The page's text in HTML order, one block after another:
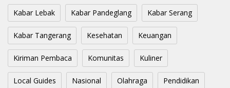
Kabar Lebak Kabar Pandeglang Kabar Serang
Kabar Tangerang Kesehatan Keuangan
Kiriman Pembaca Komunitas Kuliner
Local Guides Nasional Olahraga Pendidikan